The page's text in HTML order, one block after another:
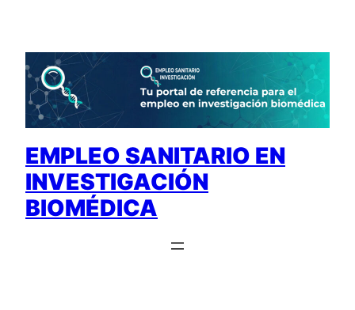
contenido
EMPLEO SANITARIO EN
INVESTIGACIÓN
BIOMÉDICA